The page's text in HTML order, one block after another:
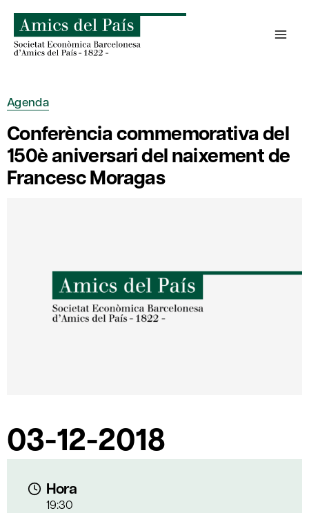
content
Agenda
Conferència commemorativa del
150è aniversari del naixement de
Francesc Moragas
03-12-2018
Hora
19:30